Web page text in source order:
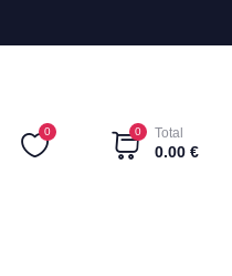
0 0 Total
0.00 €